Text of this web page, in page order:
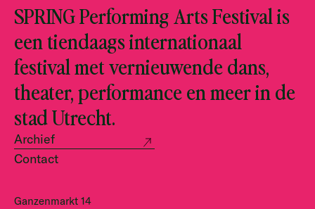
SPRING Performing Arts Festival is
een tiendaags internationaal
festival met vernieuwende dans,
theater, performance en meer in de
stad Utrecht.
Archief
Contact
Ganzenmarkt 14